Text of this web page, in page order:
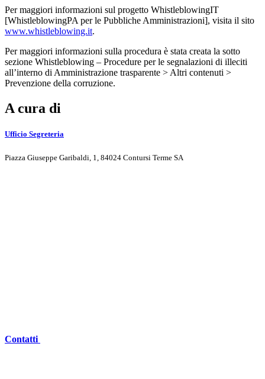
Per maggiori informazioni sul progetto WhistleblowingIT
[WhistleblowingPA per le Pubbliche Amministrazioni], visita il sito
www.whistleblowing.it.
Per maggiori informazioni sulla procedura è stata creata la sotto
sezione Whistleblowing – Procedure per le segnalazioni di illeciti
all’interno di Amministrazione trasparente > Altri contenuti >
Prevenzione della corruzione.
A cura di
Ufficio Segreteria
Piazza Giuseppe Garibaldi, 1, 84024 Contursi Terme SA
Contatti